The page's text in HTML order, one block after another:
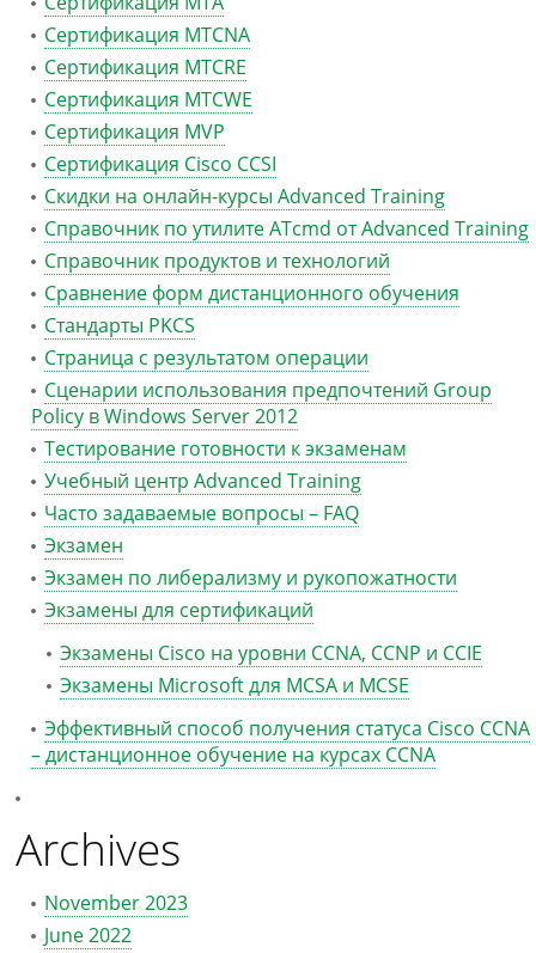
Сертификация MTCNA
Сертификация MTCRE
Сертификация MTCWE
Сертификация MVP
Сертификация Сisco CCSI
Скидки на онлайн-курсы Advanced Training
Справочник по утилите ATcmd от Advanced Training
Справочник продуктов и технологий
Сравнение форм дистанционного обучения
Стандарты PKCS
Страница с результатом операции
Сценарии использования предпочтений Group
Policy в Windows Server 2012
Тестирование готовности к экзаменам
Учебный центр Advanced Training
Часто задаваемые вопросы – FAQ
Экзамен
Экзамен по либерализму и рукопожатности
Экзамены для сертификаций
Экзамены Cisco на уровни CCNA, CCNP и CCIE
Экзамены Microsoft для MCSA и MCSE
Эффективный способ получения статуса Cisco CCNA
– дистанционное обучение на курсах CCNA
Archives
November 2023
June 2022